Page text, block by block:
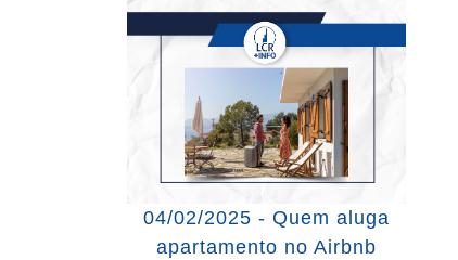
04/02/2025 - Quem aluga
apartamento no Airbnb